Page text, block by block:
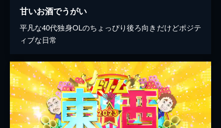
甘いお酒でうがい
平凡な40代独身OLのちょっぴり後ろ向きだけどポジテ
ィブな日常